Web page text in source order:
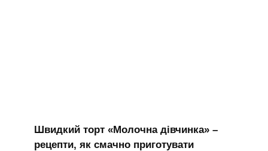
Швидкий торт «Молочна дівчинка» –
рецепти, як смачно приготувати